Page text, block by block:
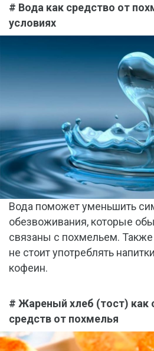
# Вода как средство от
условиях
Вода поможет уменьшить
обезвоживания, которые
связаны с похмельем. Также
не стоит употреблять
кофеин.
# Жареный хлеб (тост) как
средств от похмелья